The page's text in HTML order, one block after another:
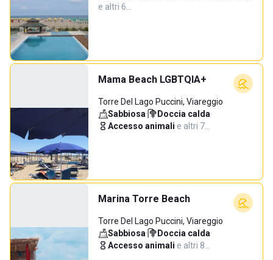
e altri 6…
Mama Beach LGBTQIA+
Torre Del Lago Puccini, Viareggio
Sabbiosa· Doccia calda·
Accesso animali·e altri 7…
Marina Torre Beach
Torre Del Lago Puccini, Viareggio
Sabbiosa· Doccia calda·
Accesso animali·e altri 8…